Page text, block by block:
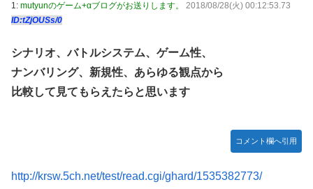
判決→当時17歳少年に「懲役30年」の判決
ントになってる……」と衝撃を受ける人が続出中
シャウエッセン公式、またこういうのでいい丼をポスト
もしも日本全土がRPG化したらを考えるスレ
【悲報】元ジャンポケ斉藤の被害女性「事件で知名度を上げ
りを感じた」
る
てしまい大炎上ｗ
【衝撃】ジャンポケ斉藤の被害女性「バウムクーヘン売った
コレってさ…
番組が最新SNSの数十年先を行っていたと話題に
【動画】ロシア軍のドローンをネット発射装置で撃墜するウ
1: mutyunのゲーム+αブログがお送りします。
2018/08/28(火) 00:12:53.73
ID:tZjOUSs/0
シナリオ、バトルシステム、ゲーム性、
ナンバリング、新規性、あらゆる観点から
比較して見てもらえたらと思います
コメント欄へ引用
http://krsw.5ch.net/test/read.cgi/ghard/1535382773/